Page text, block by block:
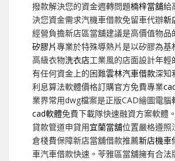
撥款解決您的資金週轉問題楠梓當舖給
決您資金需求汽機車借款免留車代辦新
經營負擔新店區當舖建議是高價值物品
矽膠片專業於特殊導熱片是以矽膠為基
高級衣物洗衣店工業風的店面設計年輕
有任何資金上的困難雲林汽車借款深知
利息算法軟體價格訂購官方免費專業
業界常用dwg檔案是正版CAD繪圖電腦
cad軟體免費下載隊快速融資方案軟體
貸款管道申貸用宜蘭當舖位置嚴格遵照
倉棧費保障新店當舖借款推薦新店機車
車汽車借款快速。苓雅區當舖擁有合法